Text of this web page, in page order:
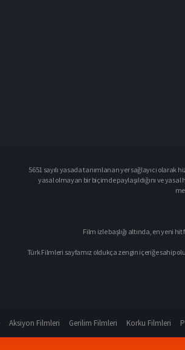
5651 sayılı yasada tanımlanan yer sağlayıcı olarak
yasal olmayan bir biçimde paylaşıldığını ve
Film izle başlığı altında, en yeni
Türk Filmleri sayfamız oldukça zengin içeriğe sahip
Aksiyon Filmleri Gerilim Filmleri Korku Filmleri